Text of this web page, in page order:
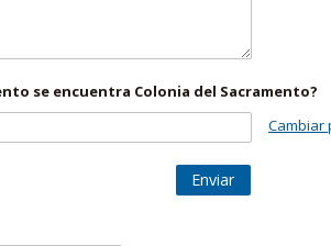
se encuentra Colonia del Sacramento?
Cambiar
Enviar